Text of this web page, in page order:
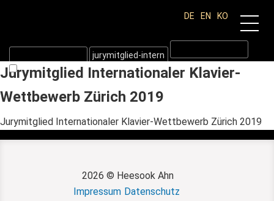
DE EN KO
Jurymitglied Internationaler
Klavier-Wettbewerb Zürich 2019
Jurymitglied Internationaler Klavier-
Wettbewerb Zürich 2019
Jurymitglied Internationaler Klavier-Wettbewerb Zürich 2019
2026 © Heesook Ahn
Impressum Datenschutz